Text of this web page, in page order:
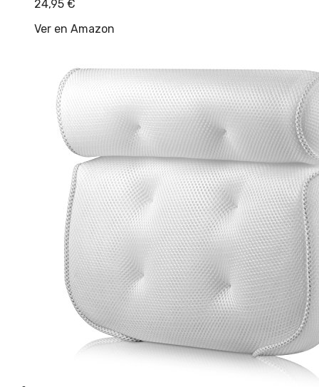
24,95 €
Ver en Amazon